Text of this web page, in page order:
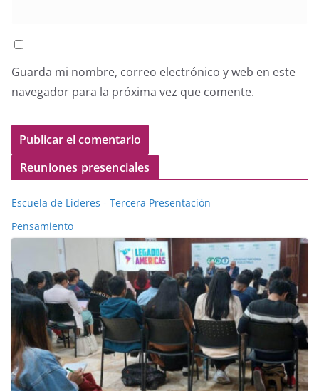
Guarda mi nombre, correo electrónico y web en este
navegador para la próxima vez que comente.
Reuniones presenciales
Escuela de Lideres - Tercera Presentación
Pensamiento